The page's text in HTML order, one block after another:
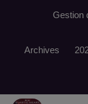
Gestion
Archives